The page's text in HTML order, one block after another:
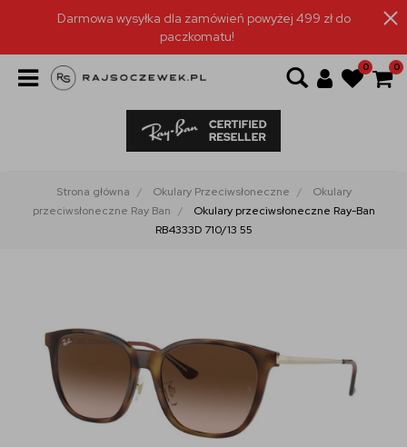
Darmowa wysyłka dla zamówień powyżej 499 zł do
paczkomatu!
0 0
Strona główna Okulary Przeciwsłoneczne
Okulary
przeciwsłoneczne Ray Ban
Okulary przeciwsłoneczne Ray-Ban
RB4333D 710/13 55